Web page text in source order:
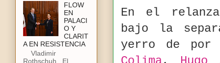
En el
bajo la
yerro de por
FLOW
EN
PALACI
O Y
CLARIT
A EN RESISTENCIA
Vladimir
Rothschuh El